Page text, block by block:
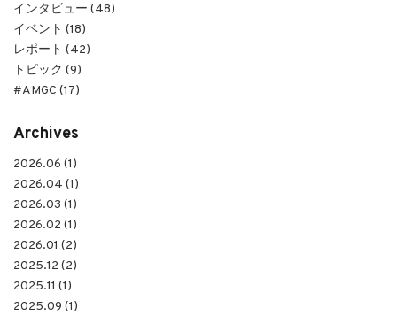
インタビュー (48)
イベント (18)
レポート (42)
トピック (9)
#AMGC (17)
Archives
2026.06 (1)
2026.04 (1)
2026.03 (1)
2026.02 (1)
2026.01 (2)
2025.12 (2)
2025.11 (1)
2025.09 (1)